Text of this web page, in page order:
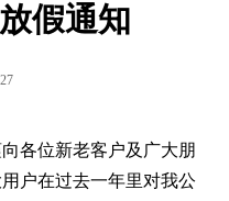
假通知
位新老客户及广大朋
户在过去一年里对我公